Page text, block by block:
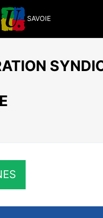
SAVOIE